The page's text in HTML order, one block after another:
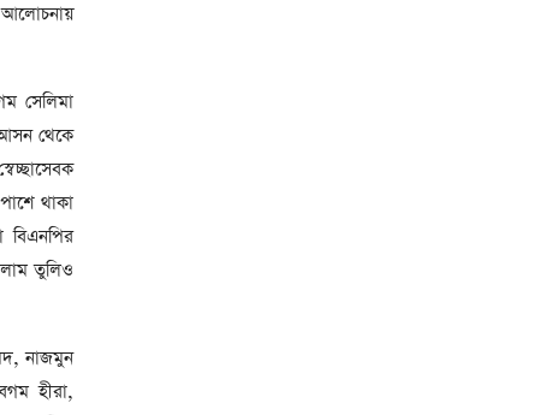
আলোচনায়
সেলিমা
থেকে
থাকা
বিএনপির
তুলিও
নাজমুন
হীরা,